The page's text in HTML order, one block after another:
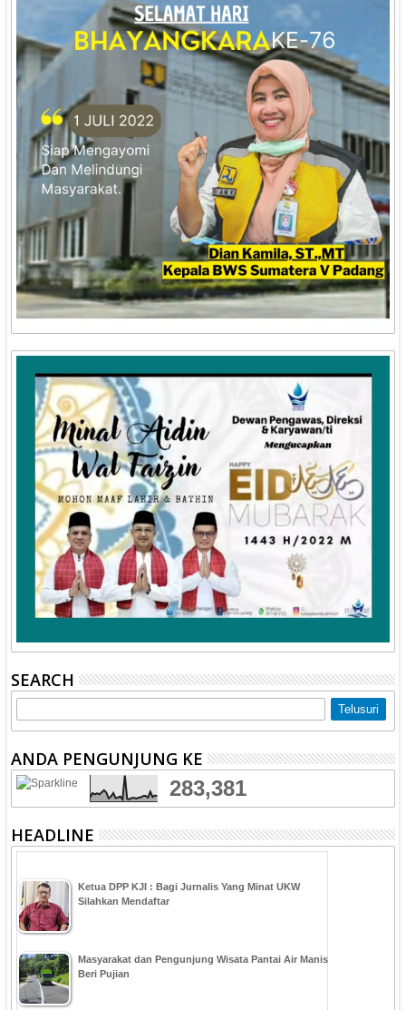
SEARCH
ANDA PENGUNJUNG KE
283,381
HEADLINE
Ketua DPP KJI : Bagi Jurnalis Yang Minat UKW
Silahkan Mendaftar
Masyarakat dan Pengunjung Wisata Pantai Air Manis
Beri Pujian